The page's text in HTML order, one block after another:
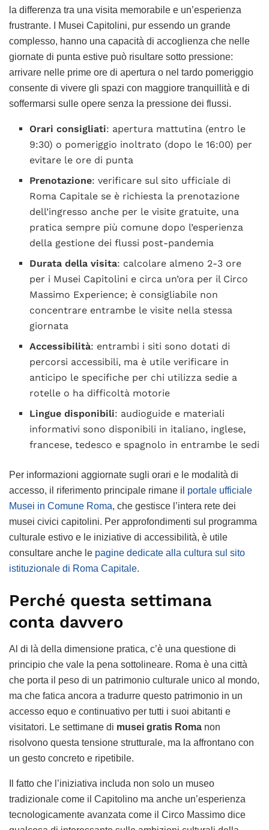
la differenza tra una visita memorabile e un’esperienza
frustrante. I Musei Capitolini, pur essendo un grande
complesso, hanno una capacità di accoglienza che nelle
giornate di punta estive può risultare sotto pressione:
arrivare nelle prime ore di apertura o nel tardo pomeriggio
consente di vivere gli spazi con maggiore tranquillità e di
soffermarsi sulle opere senza la pressione dei flussi.
Orari consigliati: apertura mattutina (entro le
9:30) o pomeriggio inoltrato (dopo le 16:00) per
evitare le ore di punta
Prenotazione: verificare sul sito ufficiale di
Roma Capitale se è richiesta la prenotazione
dell’ingresso anche per le visite gratuite, una
pratica sempre più comune dopo l’esperienza
della gestione dei flussi post-pandemia
Durata della visita: calcolare almeno 2-3 ore
per i Musei Capitolini e circa un’ora per il Circo
Massimo Experience; è consigliabile non
concentrare entrambe le visite nella stessa
giornata
Accessibilità: entrambi i siti sono dotati di
percorsi accessibili, ma è utile verificare in
anticipo le specifiche per chi utilizza sedie a
rotelle o ha difficoltà motorie
Lingue disponibili: audioguide e materiali
informativi sono disponibili in italiano, inglese,
francese, tedesco e spagnolo in entrambe le sedi
Per informazioni aggiornate sugli orari e le modalità di
accesso, il riferimento principale rimane il portale ufficiale
Musei in Comune Roma, che gestisce l’intera rete dei
musei civici capitolini. Per approfondimenti sul programma
culturale estivo e le iniziative di accessibilità, è utile
consultare anche le pagine dedicate alla cultura sul sito
istituzionale di Roma Capitale.
Perché questa settimana
conta davvero
Al di là della dimensione pratica, c’è una questione di
principio che vale la pena sottolineare. Roma è una città
che porta il peso di un patrimonio culturale unico al mondo,
ma che fatica ancora a tradurre questo patrimonio in un
accesso equo e continuativo per tutti i suoi abitanti e
visitatori. Le settimane di musei gratis Roma non
risolvono questa tensione strutturale, ma la affrontano con
un gesto concreto e ripetibile.
Il fatto che l’iniziativa includa non solo un museo
tradizionale come il Capitolino ma anche un’esperienza
tecnologicamente avanzata come il Circo Massimo dice